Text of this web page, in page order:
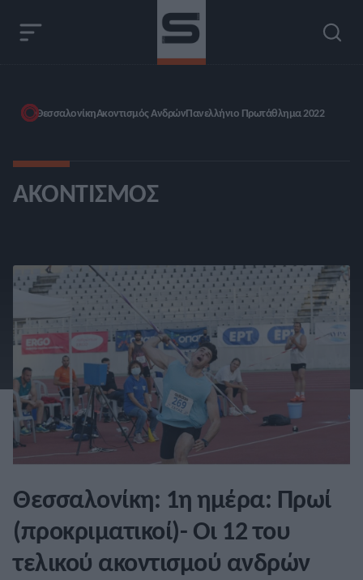
ΘεσσαλονίκηΑκοντισμός ΑνδρώνΠανελλήνιο Πρωτάθλημα 2022
ΑΚΟΝΤΙΣΜΌΣ
Θεσσαλονίκη: 1η ημέρα: Πρωί
(προκριματικοί)- Οι 12 του
τελικού ακοντισμού ανδρών